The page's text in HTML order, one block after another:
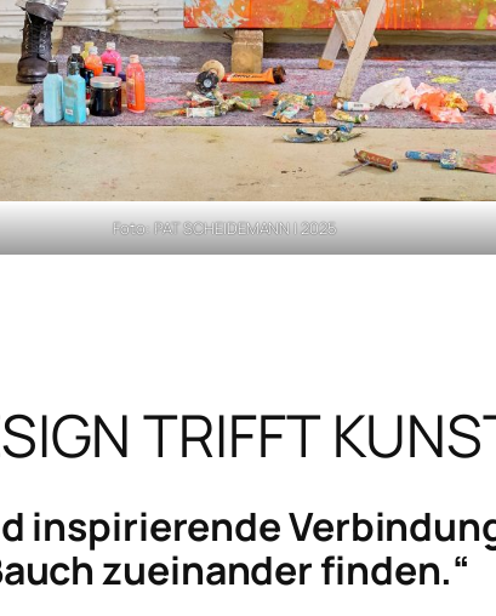
Foto: PAT SCHEIDEMANN | 2025
TRIFFT
inspirierende
zueinander finden.“